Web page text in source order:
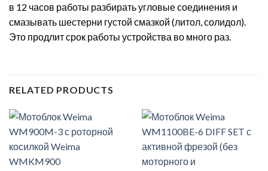
в 12 часов работы разбирать угловые соединения и
смазывать шестерни густой смазкой (литол, солидол).
Это продлит срок работы устройства во много раз.
RELATED PRODUCTS